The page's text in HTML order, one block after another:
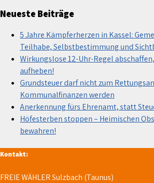
Neueste Beiträge
5 Jahre Kämpferherzen in Kassel:
Teilhabe, Selbstbestimmung und
Wirkungslose 12-Uhr-Regel
aufheben!
Grundsteuer darf nicht zum
Kommunalfinanzen werden
Anerkennung fürs Ehrenamt, statt
Höfesterben stoppen – Heimischen
bewahren!
Kontakt:
FREIE WÄHLER Sulzbach (Taunus)